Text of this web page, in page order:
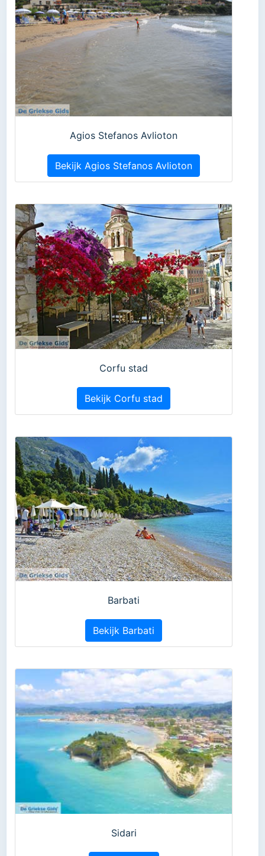
Agios Stefanos Avlioton
Bekijk Agios Stefanos Avlioton
Corfu stad
Bekijk Corfu stad
Barbati
Bekijk Barbati
Sidari